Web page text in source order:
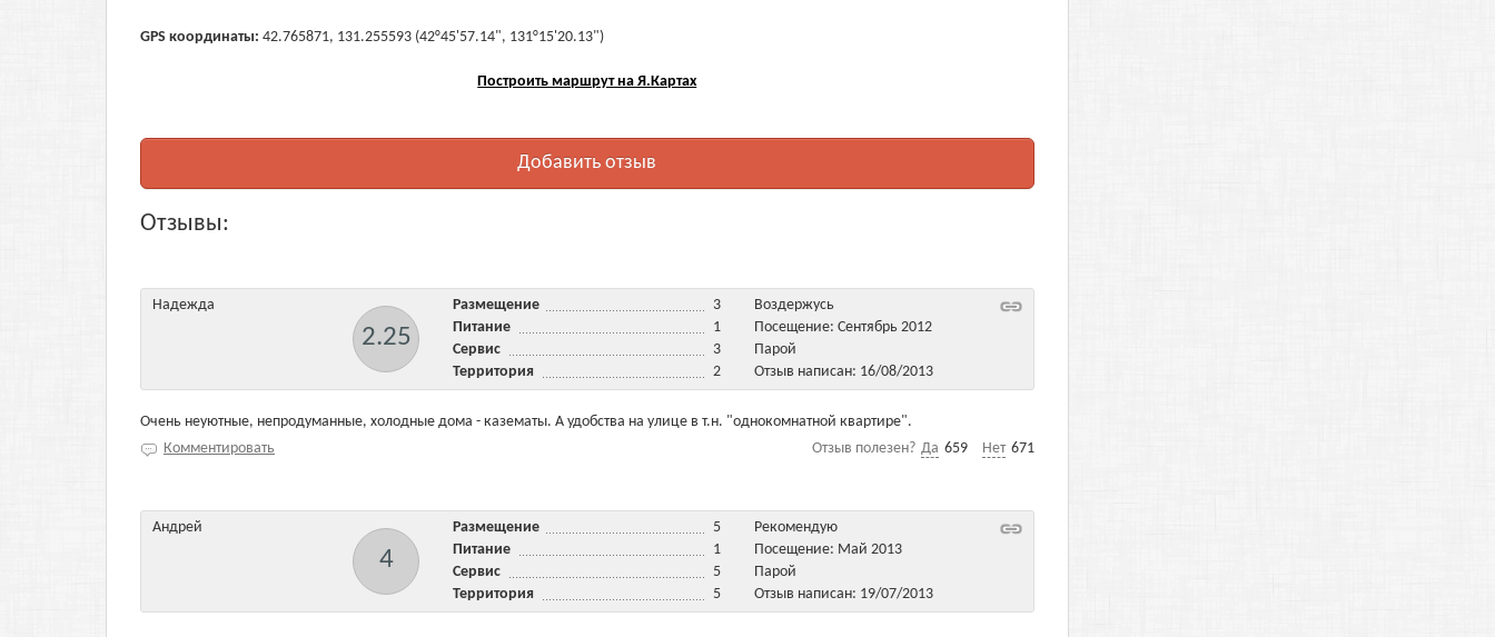
GPS координаты: 42.765871, 131.255593 (42°45'57.14", 131°15'20.13")
Построить маршрут на Я.Картах
Добавить отзыв
Отзывы:
Надежда
2.25
Размещение
3
Питание
1
Сервис
3
Территория
2
Воздержусь
Посещение: Сентябрь 2012
Парой
Отзыв написан: 16/08/2013
Очень неуютные, непродуманные, холодные дома - казематы. А удобства на улице в т.н. "однокомнатной квартире".
Отзыв полезен? Да 659 Нет 671
Комментировать
Андрей
4
Размещение
5
Питание
1
Сервис
5
Территория
5
Рекомендую
Посещение: Май 2013
Парой
Отзыв написан: 19/07/2013